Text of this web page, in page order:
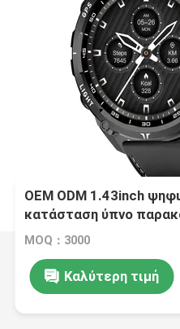
OEM ODM 1.43inch
κατάσταση ύπνο
παλμού
καλούντα id Stratos 3
καλώντας W10 PRO
παιχνίδι κλήση
MOQ：3000
Καλύτερη τιμή